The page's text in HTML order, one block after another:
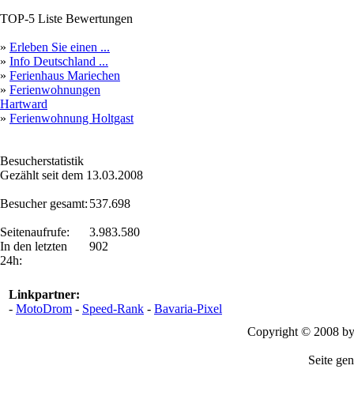
TOP-5 Liste Bewertungen
» Erleben Sie einen ...
» Info Deutschland ...
» Ferienhaus Mariechen
» Ferienwohnungen
Hartward
» Ferienwohnung Holtgast
Besucherstatistik
Gezählt seit dem 13.03.2008
Besucher gesamt:
Seitenaufrufe:
In den letzten
24h:
537.698
3.983.580
902
Linkpartner:
- MotoDrom - Speed-Rank - Bavaria-Pixel
Copyright © 2008
Seite